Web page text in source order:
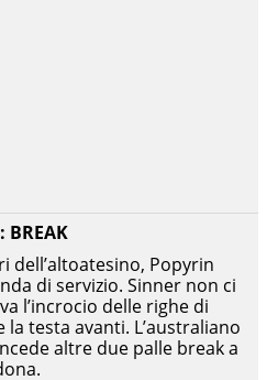
dell’altoatesino, Popyrin
di servizio. Sinner non ci
l’incrocio delle righe di
testa avanti. L’australiano
altre due palle break a